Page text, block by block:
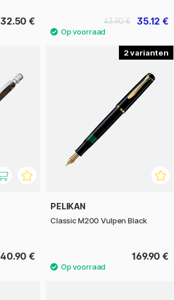
32.50 € 35.12 €
43.90 €
40.90 €
2
PELIKAN
Classic M200 Vulpen Black
169.90 €